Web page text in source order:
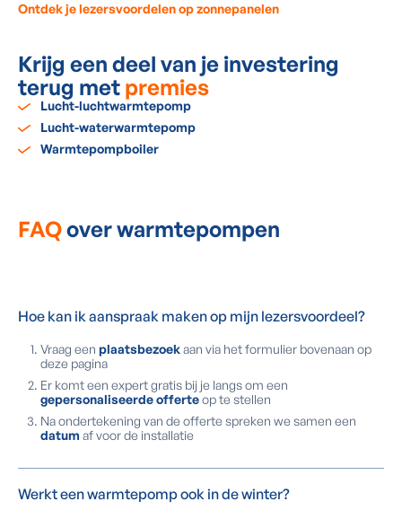
Ontdek je lezersvoordelen op zonnepanelen
Krijg een deel van je investering
terug met premies
Lucht-luchtwarmtepomp
Lucht-waterwarmtepomp
Warmtepompboiler
FAQover warmtepompen
Hoe kan ik aanspraak maken op mijn lezersvoordeel?
Vraag een plaatsbezoekaan via het formulier bovenaan op
deze pagina
Er komt een expert gratis bij je langs om een
gepersonaliseerde offerteop te stellen
Na ondertekening van de offerte spreken we samen een
datum af voor de installatie
Werkt een warmtepomp ook in de winter?